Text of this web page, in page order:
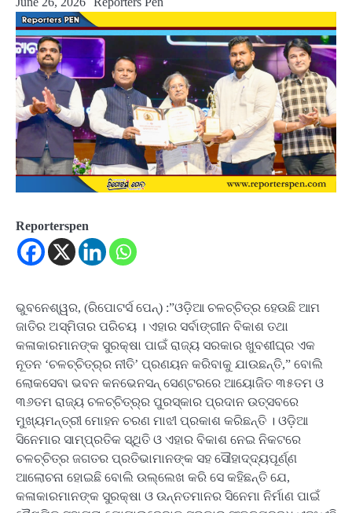
Reporterspen
ଭୁବନେଶ୍ୱର, (ରିପୋଟର୍ସ ପେନ୍‌) :”ଓଡ଼ିଆ ଚଳଚ୍ଚିତ୍ର ହେଉଛି ଆମ
ଜାତିର ଅସ୍ମିତାର ପରିଚୟ । ଏହାର ସର୍ବାଙ୍ଗୀନ ବିକାଶ ତଥା
କଳାକାରମାନଙ୍କ ସୁରକ୍ଷା ପାଇଁ ରାଜ୍ୟ ସରକାର ଖୁବଶୀଘ୍ର ଏକ
ନୂତନ ‘ଚଳଚ୍ଚିତ୍ର୍ର ନୀତି’ ପ୍ରଣୟନ କରିବାକୁ ଯାଉଛନ୍ତି,” ବୋଲି
ଲୋକସେବା ଭବନ କନଭେନସନ୍ ସେଣ୍ଟରରେ ଆୟୋଜିତ ୩୫ତମ ଓ
୩୬ତମ ରାଜ୍ୟ ଚଳଚ୍ଚିତ୍ର୍ର ପୁରସ୍କାର ପ୍ରଦାନ ଉତ୍ସବରେ
ମୁଖ୍ୟମନ୍ତ୍ରୀ ମୋହନ ଚରଣ ମାଝୀ ପ୍ରକାଶ କରିଛନ୍ତି । ଓଡ଼ିଆ
ସିନେମାର ସାମ୍ପ୍ରତିକ ସ୍ଥିତି ଓ ଏହାର ବିକାଶ ନେଇ ନିକଟରେ
ଚଳଚ୍ଚିତ୍ର ଜଗତର ପ୍ରତିଭାମାନଙ୍କ ସହ ସୌହାଦ୍ଦ୍ୟପୂର୍ଣ୍ଣ
ଆଲୋଚନା ହୋଇଛି ବୋଲି ଉଲ୍ଲେଖ କରି ସେ କହିଛନ୍ତି ଯେ,
କଳାକାରମାନଙ୍କ ସୁରକ୍ଷା ଓ ଉନ୍ନତମାନର ସିନେମା ନିର୍ମାଣ ପାଇଁ